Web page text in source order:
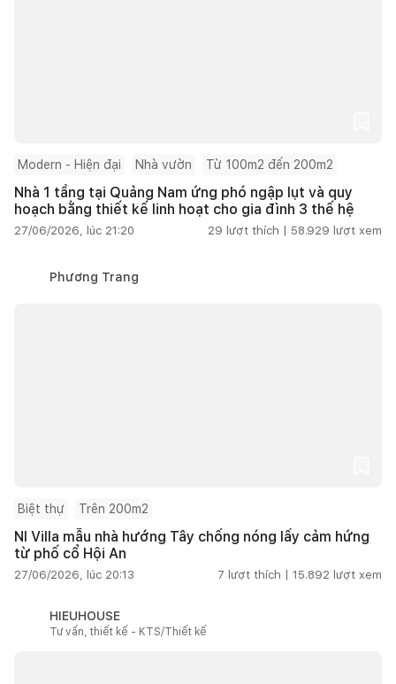
Modern - Hiện đại Nhà vườn Từ 100m2 đến 200m2
Nhà 1 tầng tại Quảng Nam ứng phó ngập lụt và quy
hoạch bằng thiết kế linh hoạt cho gia đình 3 thế hệ
27/06/2026, lúc 21:20 29 lượt thích | 58.929 lượt xem
Phương Trang
Biệt thự Trên 200m2
NI Villa mẫu nhà hướng Tây chống nóng lấy cảm hứng
từ phố cổ Hội An
27/06/2026, lúc 20:13 7 lượt thích | 15.892 lượt xem
HIEUHOUSE
Tư vấn, thiết kế - KTS/Thiết kế